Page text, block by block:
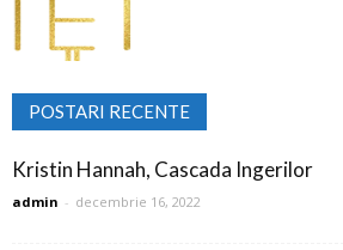
POSTARI RECENTE
Kristin Hannah, Cascada Ingerilor
admin - decembrie 16, 2022